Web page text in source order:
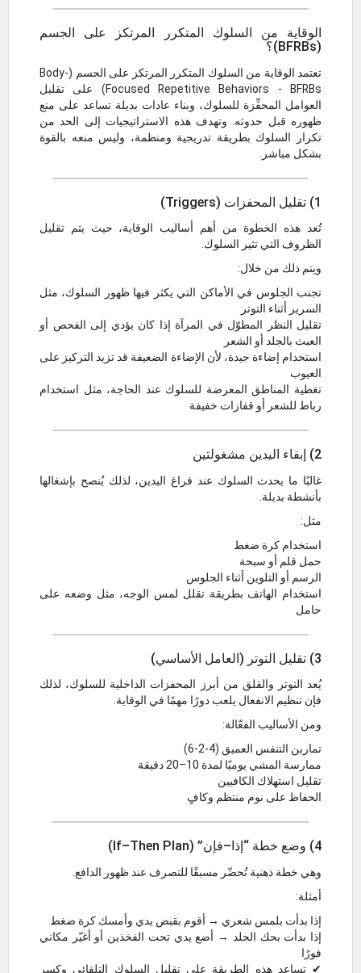
الوقاية من السلوك المتكرر المرتكز على الجسم
(BFRBs)؟
تعتمد الوقاية من السلوك المتكرر المرتكز على الجسم (Body-
Focused Repetitive Behaviors - BFRBs) على تقليل
العوامل المحفِّزة للسلوك، وبناء عادات بديلة تساعد على منع
ظهوره قبل حدوثه. وتهدف هذه الاستراتيجيات إلى الحد من
تكرار السلوك بطريقة تدريجية ومنظمة، وليس منعه بالقوة
بشكل مباشر.
1) تقليل المحفزات (Triggers)
تُعد هذه الخطوة من أهم أساليب الوقاية، حيث يتم تقليل
الظروف التي تثير السلوك.
ويتم ذلك من خلال:
تجنب الجلوس في الأماكن التي يكثر فيها ظهور السلوك، مثل
السرير أثناء التوتر
تقليل النظر المطوّل في المرآة إذا كان يؤدي إلى الفحص أو
العبث بالجلد أو الشعر
استخدام إضاءة جيدة، لأن الإضاءة الضعيفة قد تزيد التركيز على
العيوب
تغطية المناطق المعرضة للسلوك عند الحاجة، مثل استخدام
رباط للشعر أو قفازات خفيفة
2) إبقاء اليدين مشغولتين
غالبًا ما يحدث السلوك عند فراغ اليدين، لذلك يُنصح بإشغالها
بأنشطة بديلة.
مثل:
استخدام كرة ضغط
حمل قلم أو سبحة
الرسم أو التلوين أثناء الجلوس
استخدام الهاتف بطريقة تقلل لمس الوجه، مثل وضعه على
حامل
3) تقليل التوتر (العامل الأساسي)
يُعد التوتر والقلق من أبرز المحفزات الداخلية للسلوك، لذلك
فإن تنظيم الانفعال يلعب دورًا مهمًا في الوقاية.
ومن الأساليب الفعّالة:
تمارين التنفس العميق (4-2-6)
ممارسة المشي يوميًا لمدة 10–20 دقيقة
تقليل استهلاك الكافيين
الحفاظ على نوم منتظم وكافٍ
4) وضع خطة “إذا–فإن” (If–Then Plan)
وهي خطة ذهنية تُحضّر مسبقًا للتصرف عند ظهور الدافع.
أمثلة:
إذا بدأت بلمس شعري → أقوم بقبض يدي وأمسك كرة ضغط
إذا بدأت بحك الجلد → أضع يدي تحت الفخذين أو أغيّر مكاني
فورًا
✔ تساعد هذه الطريقة على تقليل السلوك التلقائي وكسر